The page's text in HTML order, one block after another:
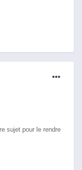
sujet pour le rendre